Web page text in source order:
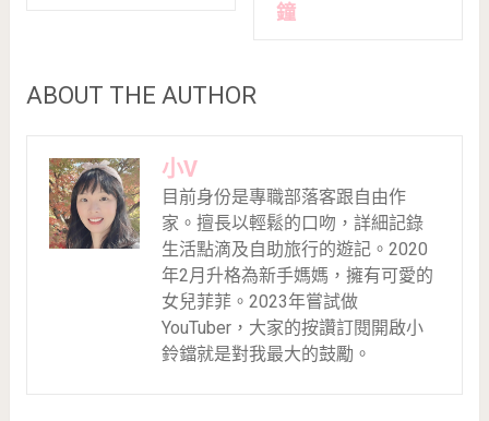
鐘
ABOUT THE AUTHOR
小V
目前身份是專職部落客跟自由作
家。擅長以輕鬆的口吻，詳細記錄
生活點滴及自助旅行的遊記。2020
年2月升格為新手媽媽，擁有可愛的
女兒菲菲。2023年嘗試做
YouTuber，大家的按讚訂閱開啟小
鈴鐺就是對我最大的鼓勵。